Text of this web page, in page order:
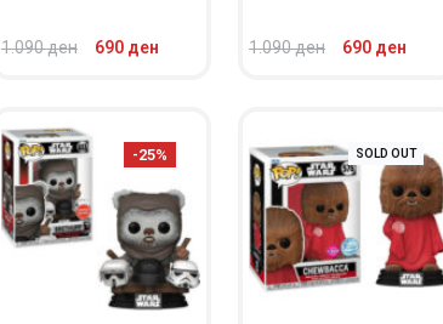
1.090ден 690 ден
ВО КОШНИЧКА
1.090ден 690 ден
ВО КОШНИЧКА
-25% SOLD OUT